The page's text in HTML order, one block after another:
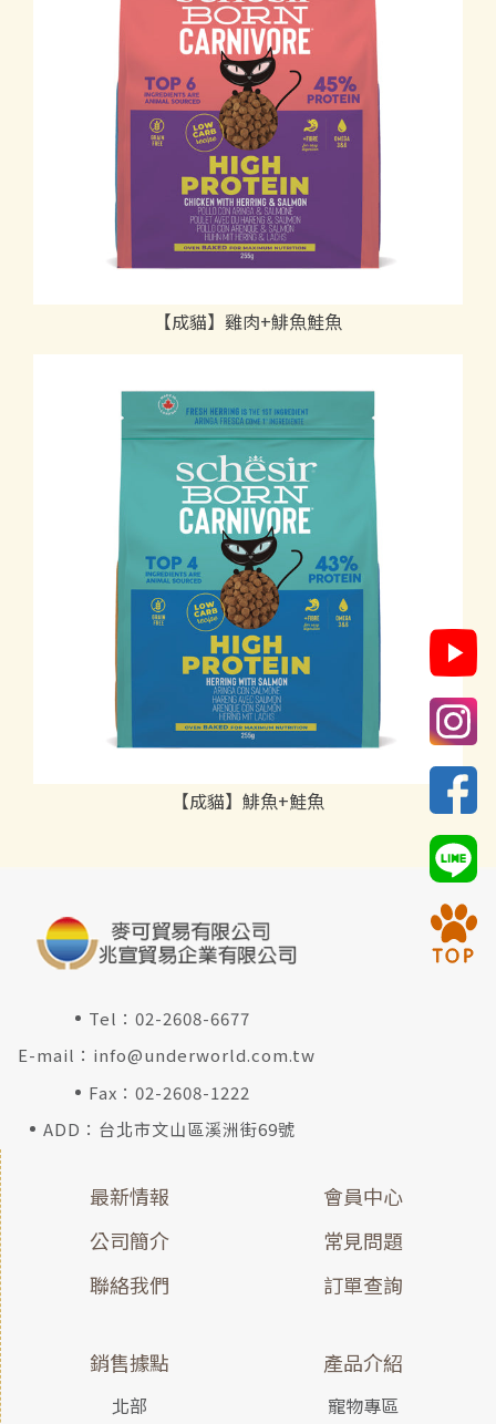
【成貓】雞肉+鯡魚鮭魚
【成貓】鯡魚+鮭魚
Tel：02-2608-6677
E-mail： info@underworld.com.tw
Fax：02-2608-1222
ADD：台北市文山區溪洲街69號
最新情報
公司簡介
聯絡我們
會員中心
常見問題
訂單查詢
銷售據點
北部
產品介紹
寵物專區